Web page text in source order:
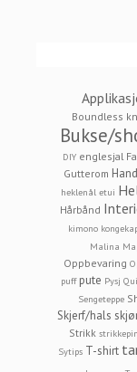
Boundless
Bukse/
DIY englesjal
Gutterom
heklenål etui
Hårbånd
kimono
Malina
Oppbevaring
puff pute Pysj
Sengeteppe
Skjerf/hals
Strikk
Sytips T-shirt